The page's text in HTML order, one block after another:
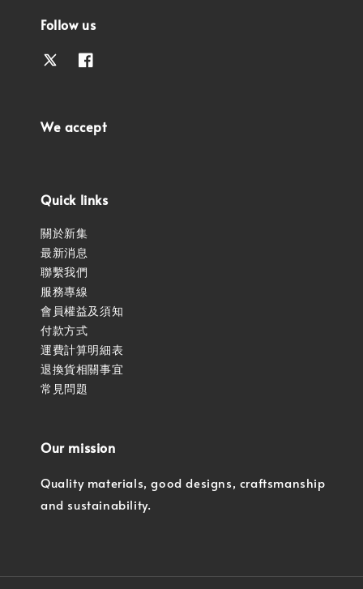
Follow us
We accept
Quick links
關於新集
最新消息
聯繫我們
服務專線
會員權益及須知
付款方式
運費計算明細表
退換貨相關事宜
常見問題
Our mission
Quality materials, good designs, craftsmanship
and sustainability.